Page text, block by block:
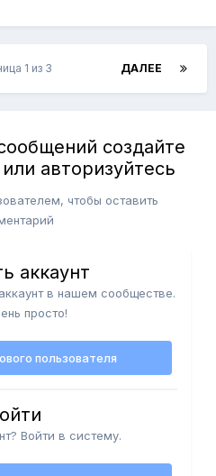
ДАЛЕЕ
1 из 3
создайте
авторизуйтесь
чтобы оставить
аккаунт
в нашем сообществе.
просто!
пользователя
Войти в систему.